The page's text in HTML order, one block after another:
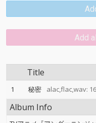
Add
Title
1 秘密 alac,flac,wav:
Album Info